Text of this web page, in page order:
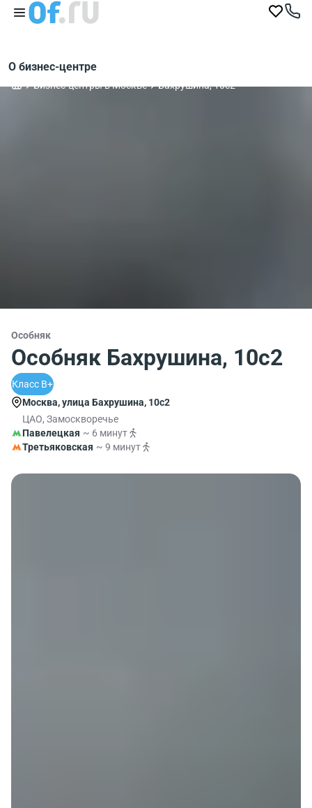
О бизнес-центре
Бизнес-центры в Москве Бахрушина, 10с2
Особняк
Особняк Бахрушина, 10с2
Класс B+
Москва, улица Бахрушина, 10с2
ЦАО, Замоскворечье
Павелецкая ~ 6 минут
Третьяковская ~ 9 минут